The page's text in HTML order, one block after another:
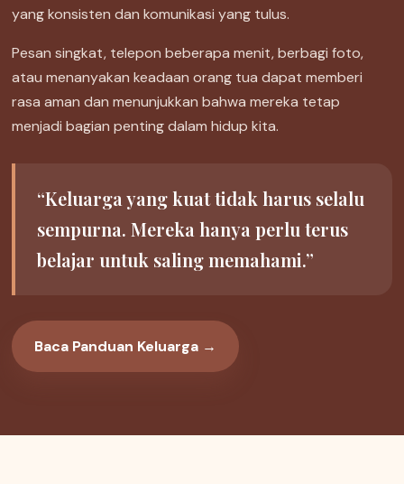
yang konsisten dan komunikasi yang tulus.
Pesan singkat, telepon beberapa menit, berbagi foto,
atau menanyakan keadaan orang tua dapat memberi
rasa aman dan menunjukkan bahwa mereka tetap
menjadi bagian penting dalam hidup kita.
“Keluarga yang kuat tidak harus selalu
sempurna. Mereka hanya perlu terus
belajar untuk saling memahami.”
Baca Panduan Keluarga →